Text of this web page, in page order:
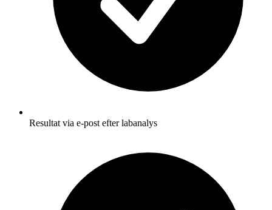
Resultat via e-post efter labanalys